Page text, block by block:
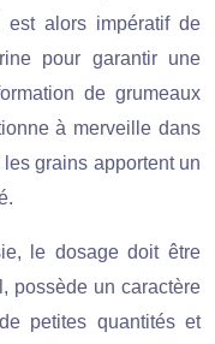
est alors impératif de
pour garantir une
de grumeaux
à merveille dans
grains apportent un
le dosage doit être
possède un caractère
petites quantités et